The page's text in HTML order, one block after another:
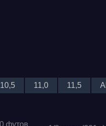
10,5 11,0 11,5 All
футов